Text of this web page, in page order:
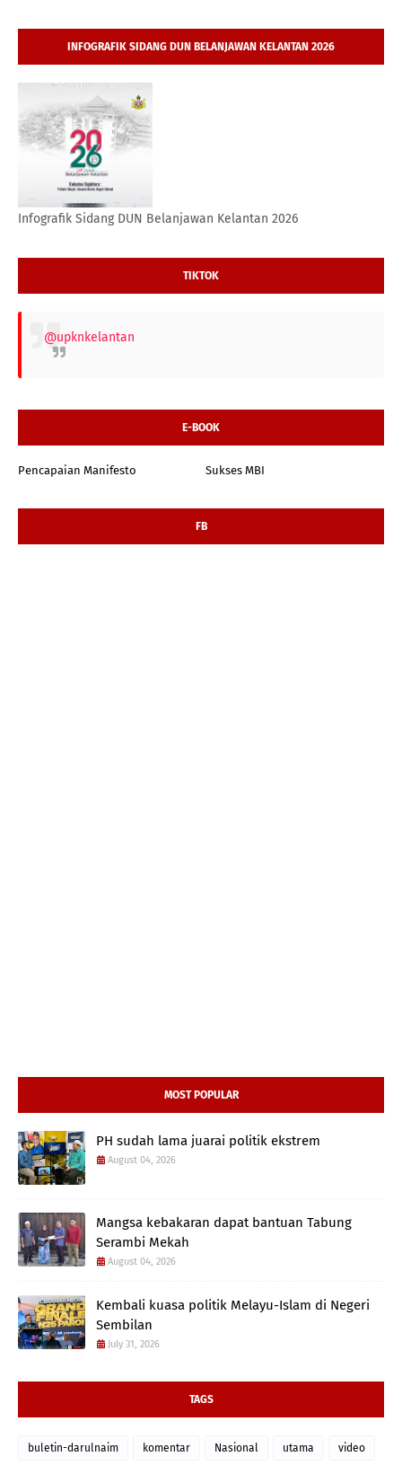
INFOGRAFIK SIDANG DUN BELANJAWAN KELANTAN 2026
Infografik Sidang DUN Belanjawan Kelantan 2026
TIKTOK
@upknkelantan
E-BOOK
Pencapaian Manifesto Sukses MBI
FB
MOST POPULAR
PH sudah lama juarai politik ekstrem
August 04, 2026
Mangsa kebakaran dapat bantuan Tabung
Serambi Mekah
August 04, 2026
Kembali kuasa politik Melayu-Islam di Negeri
Sembilan
July 31, 2026
TAGS
buletin-darulnaim komentar Nasional utama video